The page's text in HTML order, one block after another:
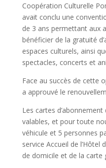
Coopération Culturelle
avait conclu une
de 3 ans permettant aux
bénéficier de la gratuité
espaces culturels, ainsi
spectacles, concerts et
Face au succès de cette
a approuvé le
Les cartes
valables, et pour toute
véhicule et 5 personnes
service Accueil de l’Hôtel
de domicile et de la carte